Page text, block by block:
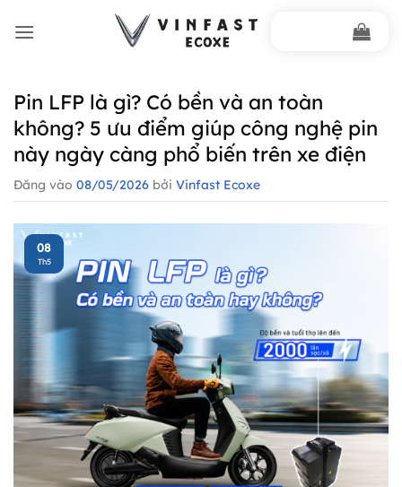
qua
Pin LFP là gì? Có bền và an toàn
không? 5 ưu điểm giúp công nghệ pin
này ngày càng phổ biến trên xe điện
Đăng vào 08/05/2026 bởi Vinfast Ecoxe
08
Th5